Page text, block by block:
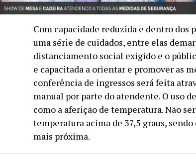
Com capacidade reduzida e dentro dos
uma série de cuidados, entre elas
distanciamento social exigido e o
e capacitada a orientar e promover as
conferência de ingressos será feita
manual por parte do atendente. O uso
como a aferição de temperatura. Não
temperatura acima de 37,5 graus,
mais próxima.